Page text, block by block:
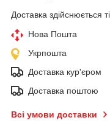
Доставка здійснюється
Нова Пошта
Укрпошта
Доставка кур'єром
Доставка поштою
Всі умови доставки